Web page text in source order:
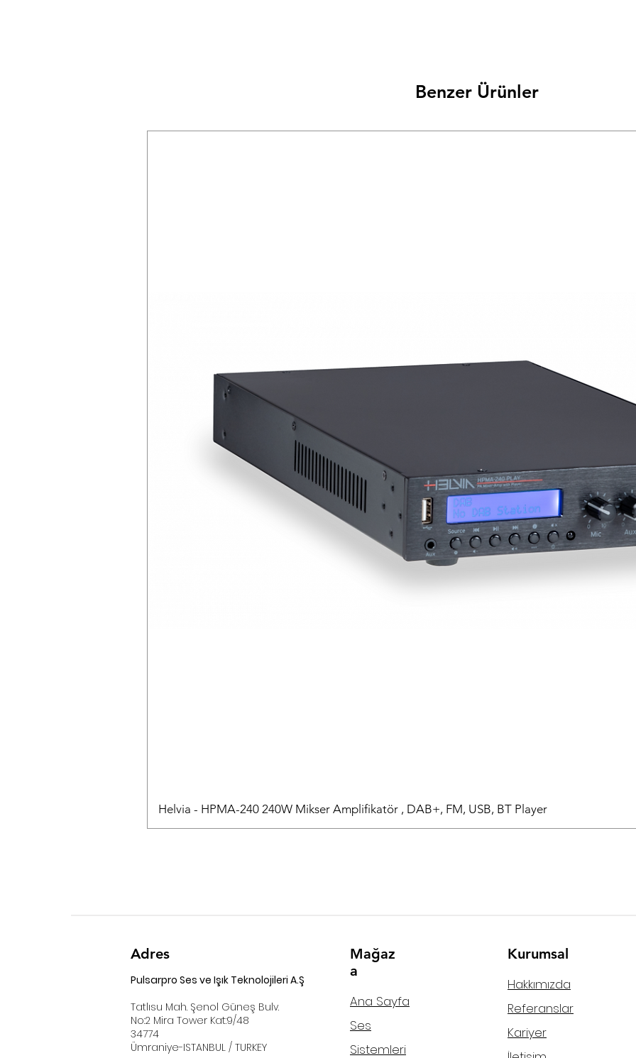
Benzer Ürünler
Helvia - HPMA-240 240W Mikser Amplifikatör , DAB+, FM, USB, BT Player
Adres
Mağaz
a
Ana Sayfa
Ses
Sistemleri
Kurumsal
Hakkımızda
Referanslar
Kariyer
Pulsarpro Ses ve Işık Teknolojileri A.Ş
Tatlısu Mah. Şenol Güneş Bulv.
No:2 Mira Tower Kat:9/48
34774
Ümraniye-ISTANBUL / TURKEY